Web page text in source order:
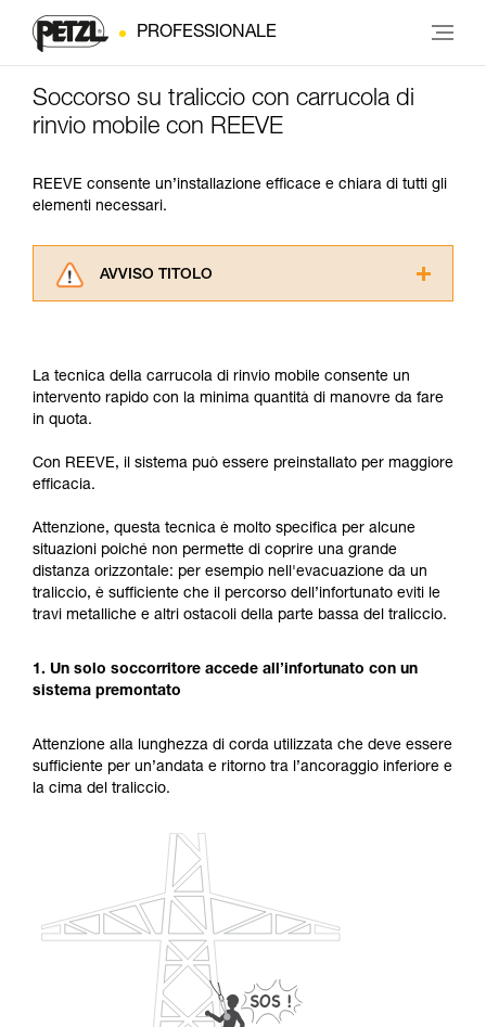
PROFESSIONALE
Soccorso su traliccio con carrucola di
rinvio mobile con REEVE
REEVE consente un’installazione efficace e chiara di tutti gli
elementi necessari.
AVVISO TITOLO
informazioni dell’istruzione tecnica per poter
capire queste ulteriori informazioni.
Verificate con un professionista la vostra
Forniamo esempi di tecniche relative alla vostra
attività. Ne possono esistere altre che non
vengono qui descritte.
La tecnica della carrucola di rinvio mobile consente un
intervento rapido con la minima quantità di manovre da fare
in quota.
Con REEVE, il sistema può essere preinstallato per maggiore
efficacia.
Attenzione, questa tecnica è molto specifica per alcune
situazioni poiché non permette di coprire una grande
distanza orizzontale: per esempio nell'evacuazione da un
traliccio, è sufficiente che il percorso dell’infortunato eviti le
travi metalliche e altri ostacoli della parte bassa del traliccio.
1. Un solo soccorritore accede all’infortunato con un
sistema premontato
Attenzione alla lunghezza di corda utilizzata che deve essere
sufficiente per un’andata e ritorno tra l’ancoraggio inferiore e
la cima del traliccio.